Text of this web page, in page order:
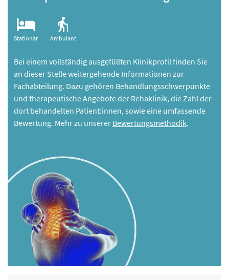
Stationär Ambulant
Bei einem vollständig ausgefüllten Klinikprofil finden Sie
an dieser Stelle weitergehende Informationen zur
Fachabteilung. Dazu gehören Behandlungsschwerpunkte
und therapeutische Angebote der Rehaklinik, die Zahl der
dort behandelten Patient:innen, sowie eine umfassende
Bewertung. Mehr zu unserer Bewertungsmethodik.